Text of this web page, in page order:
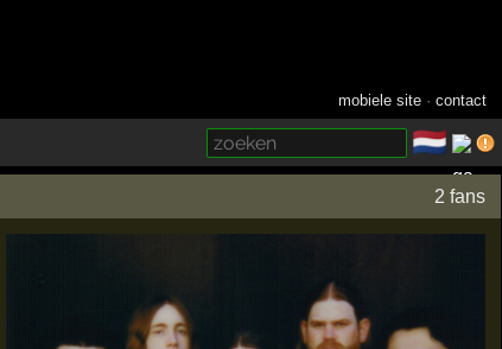
mobiele site ·contact
🇳🇱
2 fans